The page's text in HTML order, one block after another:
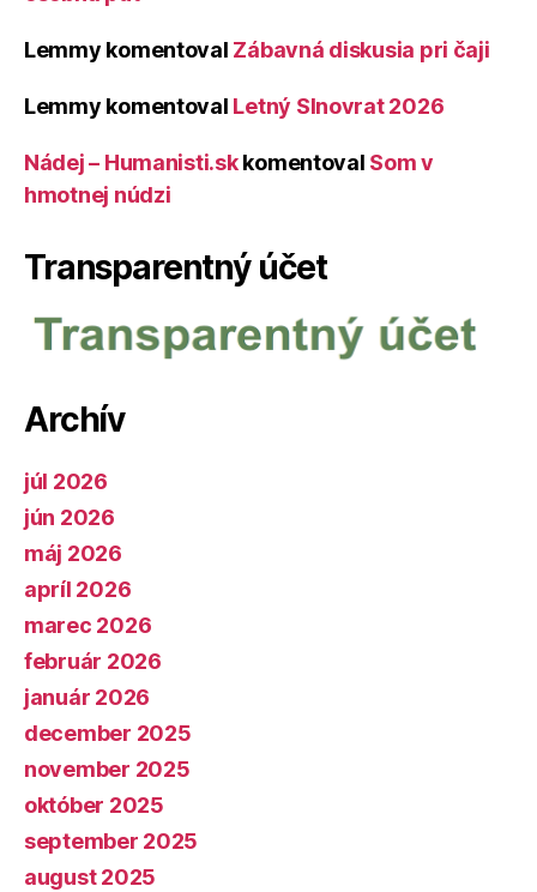
Lemmy komentoval Zábavná diskusia pri čaji
Lemmy komentoval Letný Slnovrat 2026
Nádej – Humanisti.skkomentoval Som v
hmotnej núdzi
Transparentný účet
Archív
júl 2026
jún 2026
máj 2026
apríl 2026
marec 2026
február 2026
január 2026
december 2025
november 2025
október 2025
september 2025
august 2025